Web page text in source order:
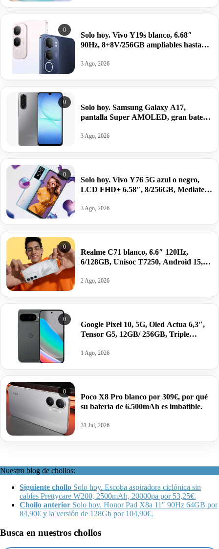
0
Solo hoy. Vivo Y19s blanco, 6.68″
90Hz, 8+8V/256GB ampliables hasta
5150mAh/44W por 84,91€.
3 Ago, 2026
0
Solo hoy. Samsung Galaxy A17,
pantalla Super AMOLED, gran batería
antes 199,99€.
3 Ago, 2026
0
Solo hoy. Vivo Y76 5G azul o negro,
LCD FHD+ 6.58″, 8/256GB, Mediatek
92,90€.
3 Ago, 2026
0
Realme C71 blanco, 6.6″ 120Hz,
6/128GB, Unisoc T7250, Android 15,
2 Ago, 2026
0
Google Pixel 10, 5G, Oled Actua 6,3″,
Tensor G5, 12GB/ 256GB, Triple
por 599€.
1 Ago, 2026
0
Poco X8 Pro blanco por 309€, por qué
su batería de 6.500mAh es imbatible.
31 Jul, 2026
Nuestro blog de chollos:
Siguiente chollo Solo hoy. Escoba aspiradora ciclónica sin
cables Prettycare W200, 2500mAh, 20000pa por 53,25€.
Chollo anterior Solo hoy. Honor Pad X8a 11″ 90Hz 64GB por
84,90€ y la versión de 128Gb por 104,90€.
Busca en nuestros chollos